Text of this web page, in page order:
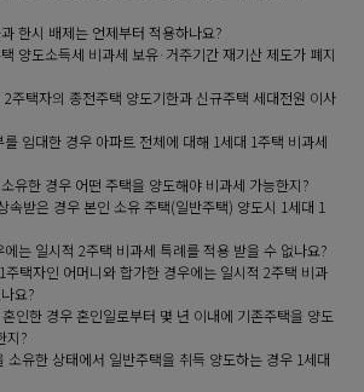
한시 배제는 언제부터 적용하나요?
양도소득세 비과세 보유·거주기간 재기산 제도가 폐지
주택자의 종전주택 양도기한과 신규주택 세대전원 이사
임대한 경우 아파트 전체에 대해 1세대 1주택 비과세
유한 경우 어떤 주택을 양도해야 비과세 가능한지?
속받은 경우 본인 소유 주택(일반주택) 양도시 1세대 1
는 일시적 2주택 비과세 특례를 적용 받을 수 없나요?
택자인 어머니와 합가한 경우에는 일시적 2주택 비과
요?
인한 경우 혼인일로부터 몇 년 이내에 기존주택을 양도
지?
소유한 상태에서 일반주택을 취득 양도하는 경우 1세대